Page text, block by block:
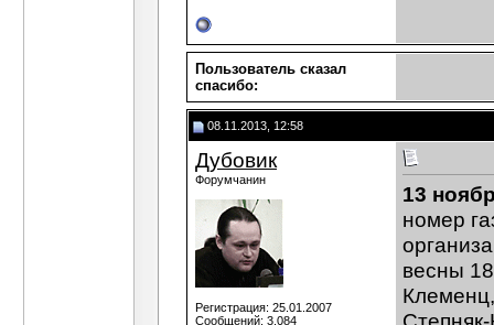
Пользователь сказал
cпасибо:
08.11.2013, 12:58
Дубовик
Форумчанин
Регистрация: 25.01.2007
Сообщений: 3,084
13
номер
весны